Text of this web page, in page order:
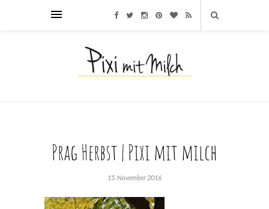
Prag Herbst | Pixi mit milch
15. November 2016